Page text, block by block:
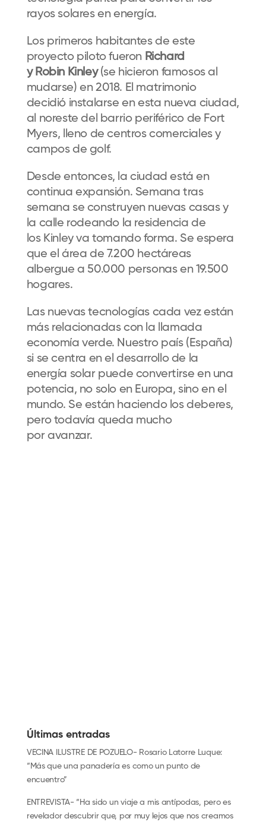
rayos solares en energía.
Los primeros habitantes de este
proyecto piloto fueron Richard
y Robin Kinley(se hicieron famosos al
mudarse) en 2018. El matrimonio
decidió instalarse en esta nueva ciudad,
al noreste del barrio periférico de Fort
Myers, lleno de centros comerciales y
campos de golf.
Desde entonces, la ciudad está en
continua expansión. Semana tras
semana se construyen nuevas casas y
la calle rodeando la residencia de
los Kinley va tomando forma. Se espera
que el área de 7.200 hectáreas
albergue a 50.000 personas en 19.500
hogares.
Las nuevas tecnologías cada vez están
más relacionadas con la llamada
economía verde. Nuestro país (España)
si se centra en el desarrollo de la
energía solar puede convertirse en una
potencia, no solo en Europa, sino en el
mundo. Se están haciendo los deberes,
pero todavía queda mucho
por avanzar.
Últimas entradas
VECINA ILUSTRE DE POZUELO- Rosario Latorre Luque:
“Más que una panadería es como un punto de
encuentro”
ENTREVISTA- “Ha sido un viaje a mis antípodas, pero es
revelador descubrir que, por muy lejos que nos creamos